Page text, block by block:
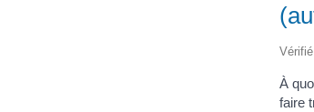
À
faire